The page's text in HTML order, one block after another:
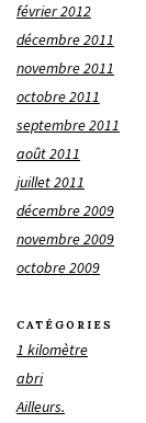
février 2012
décembre 2011
novembre 2011
octobre 2011
septembre 2011
août 2011
juillet 2011
décembre 2009
novembre 2009
octobre 2009
CATÉGORIES
1 kilomètre
abri
Ailleurs.